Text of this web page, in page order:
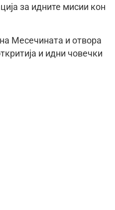
за идните мисии кон
Месечината и отвора
и идни човечки